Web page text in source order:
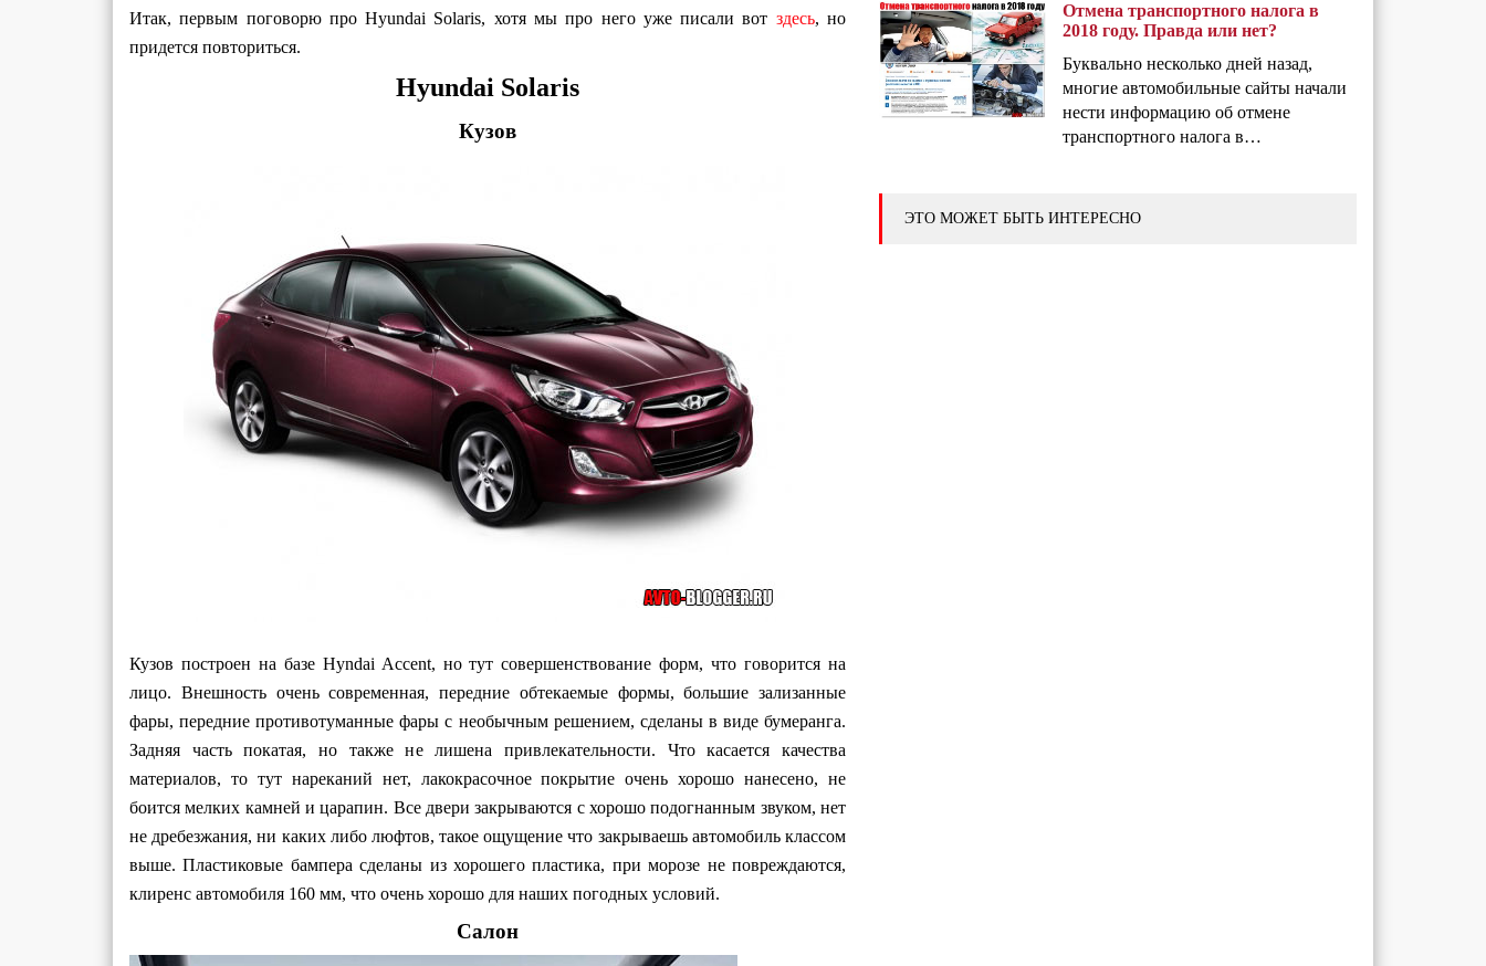
Итак, первым поговорю про Hyundai Solaris, хотя мы про него уже писали вот здесь, но
придется повториться.
Hyundai Solaris
Кузов
Кузов построен на базе Hyndai Accent, но тут совершенствование форм, что говорится на
лицо. Внешность очень современная, передние обтекаемые формы, большие зализанные
фары, передние противотуманные фары с необычным решением, сделаны в виде бумеранга.
Задняя часть покатая, но также не лишена привлекательности. Что касается качества
материалов, то тут нареканий нет, лакокрасочное покрытие очень хорошо нанесено, не
боится мелких камней и царапин. Все двери закрываются с хорошо подогнанным звуком, нет
не дребезжания, ни каких либо люфтов, такое ощущение что закрываешь автомобиль классом
выше. Пластиковые бампера сделаны из хорошего пластика, при морозе не повреждаются,
клиренс автомобиля 160 мм, что очень хорошо для наших погодных условий.
Салон
Отмена транспортного налога в
2018 году. Правда или нет?
Буквально несколько дней назад,
многие автомобильные сайты начали
нести информацию об отмене
транспортного налога в…
ЭТО МОЖЕТ БЫТЬ ИНТЕРЕСНО